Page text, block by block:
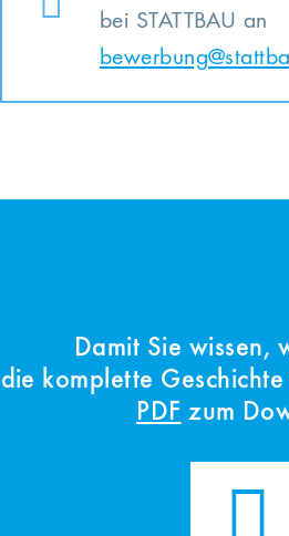
bei STATTBAU an
Damit Sie wissen,
die komplette Geschichte
PDF zum